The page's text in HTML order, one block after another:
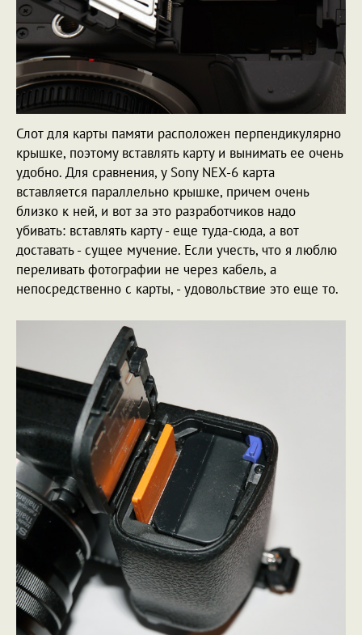
Слот для карты памяти расположен перпендикулярно
крышке, поэтому вставлять карту и вынимать ее очень
удобно. Для сравнения, у Sony NEX-6 карта
вставляется параллельно крышке, причем очень
близко к ней, и вот за это разработчиков надо
убивать: вставлять карту - еще туда-сюда, а вот
доставать - сущее мучение. Если учесть, что я люблю
переливать фотографии не через кабель, а
непосредственно с карты, - удовольствие это еще то.